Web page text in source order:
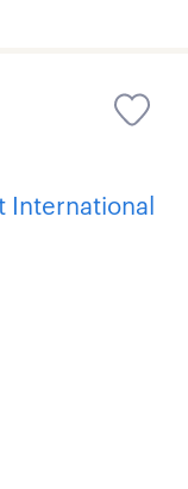
International